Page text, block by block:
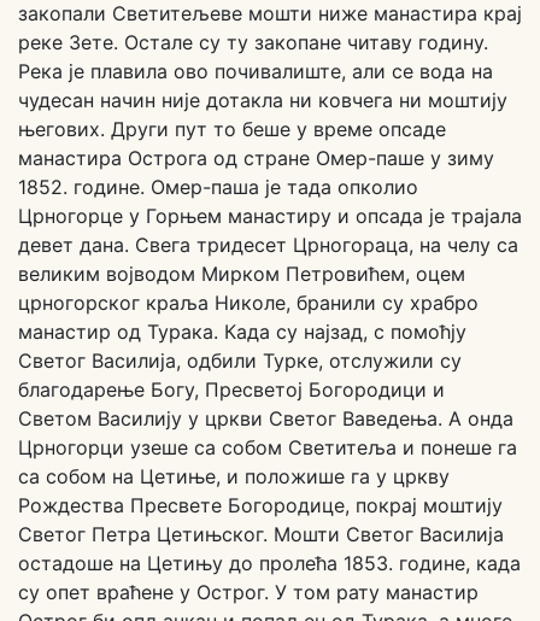
закопали Светитељеве мошти ниже манастира крај
реке Зете. Остале су ту закопане читаву годину.
Река је плавила ово почивалиште, али се вода на
чудесан начин није дотакла ни ковчега ни моштију
његових. Други пут то беше у време опсаде
манастира Острога од стране Омер-паше у зиму
1852. године. Омер-паша је тада опколио
Црногорце у Горњем манастиру и опсада је трајала
девет дана. Свега тридесет Црногораца, на челу са
великим војводом Мирком Петровићем, оцем
црногорског краља Николе, бранили су храбро
манастир од Турака. Када су најзад, с помоћју
Светог Василија, одбили Турке, отслужили су
благодарење Богу, Пресветој Богородици и
Светом Василију у цркви Светог Ваведења. А онда
Црногорци узеше са собом Светитеља и понеше га
са собом на Цетиње, и положише га у цркву
Рождества Пресвете Богородице, покрај моштију
Светог Петра Цетињског. Мошти Светог Василија
остадоше на Цетињу до пролећа 1853. године, када
су опет враћене у Острог. У том рату манастир